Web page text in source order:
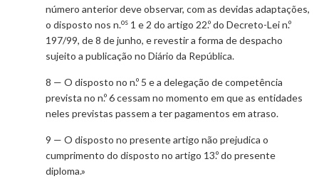
número anterior deve observar, com as devidas adaptações,
o disposto nos n.os 1 e 2 do artigo 22.º do Decreto-Lei n.º
197/99, de 8 de junho, e revestir a forma de despacho
sujeito a publicação no Diário da República.
8 — O disposto no n.º 5 e a delegação de competência
prevista no n.º 6 cessam no momento em que as entidades
neles previstas passem a ter pagamentos em atraso.
9 — O disposto no presente artigo não prejudica o
cumprimento do disposto no artigo 13.º do presente
diploma.»